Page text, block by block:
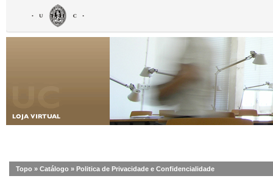
Topo » Catálogo » Politica de Privacidade e Confidencialidade